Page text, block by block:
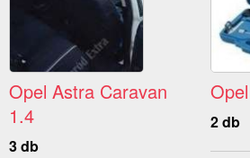
Opel Astra Caravan
1.4
3 db
2 db